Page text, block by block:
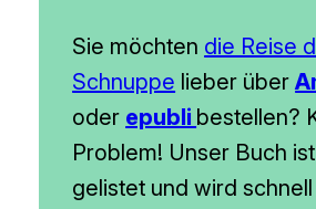
Sie möchten die Reise
Schnuppe lieber über
oder epubli bestellen?
Problem! Unser Buch
gelistet und wird